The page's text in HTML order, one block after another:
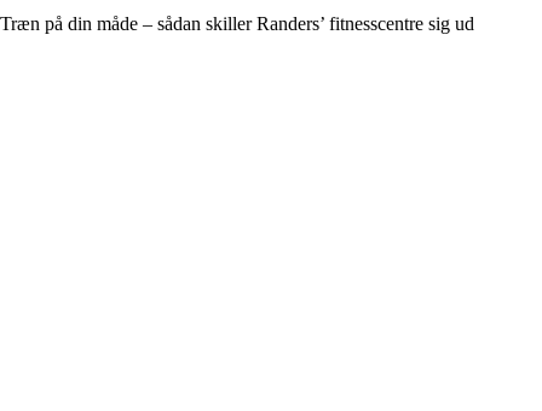
Træn på din måde – sådan skiller Randers’ fitnesscentre sig ud